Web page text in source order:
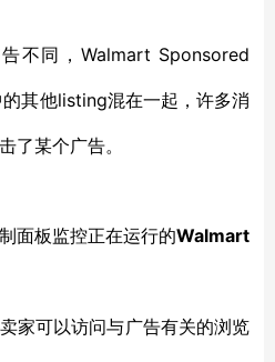
不同，Walmart Sponsored
其他listing混在一起 ， 许多消
了某个广告。
面板监控正在运行的Walmart
家可以访问与广告有关的浏览